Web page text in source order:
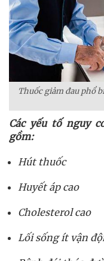
Thuốc giảm đau phổ
Các yếu tố nguy
gồm:
Hút thuốc
Huyết áp cao
Cholesterol cao
Lối sống ít vận